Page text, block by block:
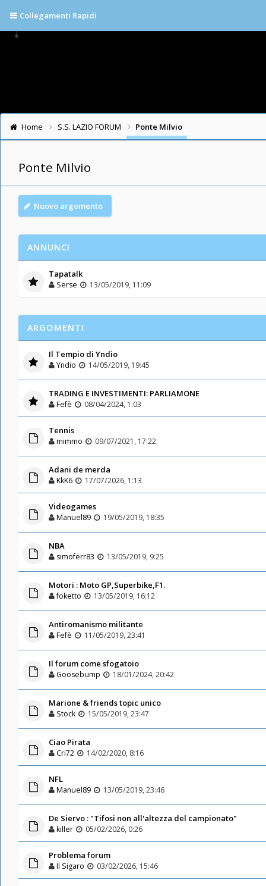
Collegamenti Rapidi
Home S.S. LAZIO FORUM Ponte Milvio
Ponte Milvio
Nuovo argomento
ANNUNCI
Tapatalk
Serse 13/05/2019, 11:09
ARGOMENTI
Il Tempio di Yndio
Yndio 14/05/2019, 19:45
TRADING E INVESTIMENTI: PARLIAMONE
Fefè 08/04/2024, 1:03
Tennis
mimmo 09/07/2021, 17:22
Adani de merda
KkK6 17/07/2026, 1:13
Videogames
Manuel89 19/05/2019, 18:35
NBA
simoferr83 13/05/2019, 9:25
Motori : Moto GP,Superbike,F1.
foketto 13/05/2019, 16:12
Antiromanismo militante
Fefè 11/05/2019, 23:41
Il forum come sfogatoio
Goosebump 18/01/2024, 20:42
Marione & friends topic unico
Stock 15/05/2019, 23:47
Ciao Pirata
Cri72 14/02/2020, 8:16
NFL
Manuel89 13/05/2019, 23:46
De Siervo : "Tifosi non all'altezza del campionato"
killer 05/02/2026, 0:26
Problema forum
Il Sigaro 03/02/2026, 15:46